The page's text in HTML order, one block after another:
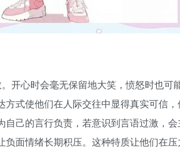
开心时会毫无保留地大笑，愤怒时也可
式使他们在人际交往中显得真实可信
己的言行负责，若意识到言语过激，
面情绪长期积压。这种特质让他们在